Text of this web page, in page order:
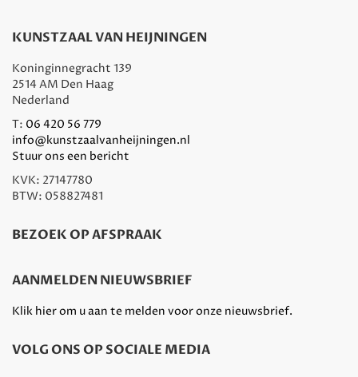
KUNSTZAAL VAN HEIJNINGEN
Koninginnegracht 139
2514 AM Den Haag
Nederland
T: 06 420 56 779
info@kunstzaalvanheijningen.nl
Stuur ons een bericht
KVK: 27147780
BTW: 058827481
BEZOEK OP AFSPRAAK
AANMELDEN NIEUWSBRIEF
Klik hier om u aan te melden voor onze nieuwsbrief.
VOLG ONS OP SOCIALE MEDIA